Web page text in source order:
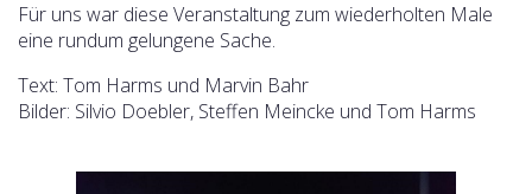
Für uns war diese Veranstaltung zum wiederholten Male
eine rundum gelungene Sache.
Text: Tom Harms und Marvin Bahr
Bilder: Silvio Doebler, Steffen Meincke und Tom Harms